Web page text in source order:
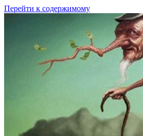
Перейти к содержимому